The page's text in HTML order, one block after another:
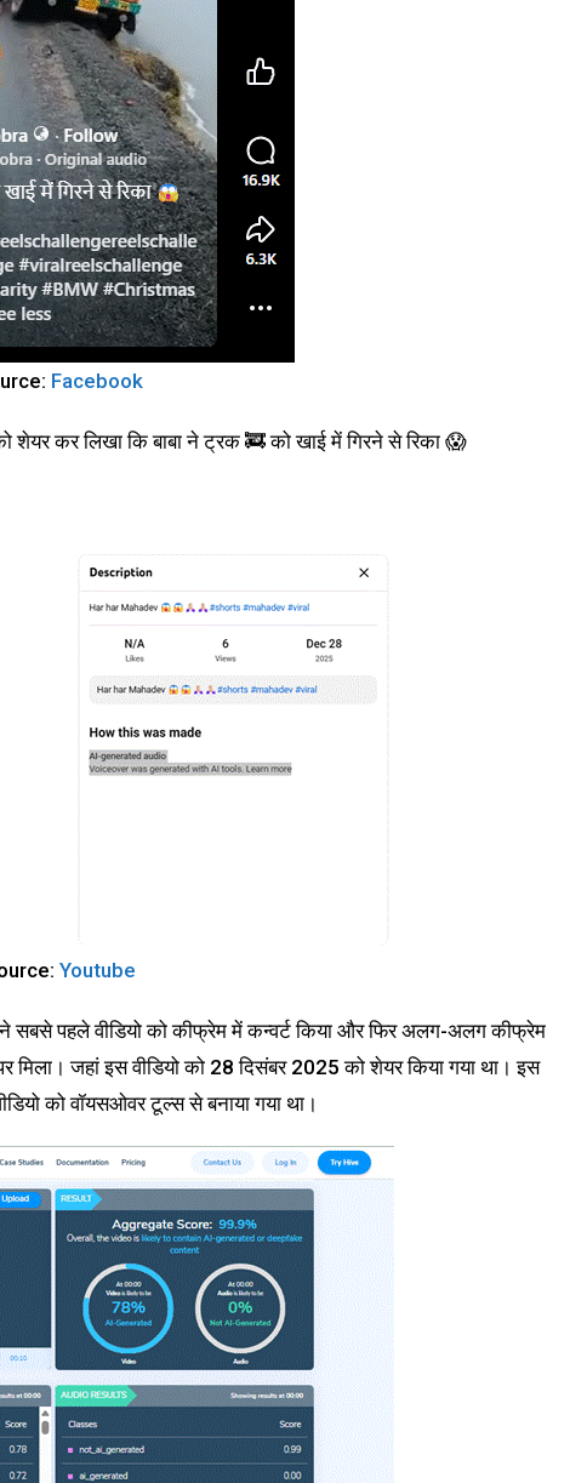
Facebook
शेयर कर लिखा कि बाबा ने ट्रक 🚒 को खाई में गिरने से रिका 😱
Youtube
सबसे पहले वीडियो को कीफ्रेम में कन्वर्ट किया और फिर अलग-अलग कीफ्रेम
मिला। जहां इस वीडियो को 28 दिसंबर 2025 को शेयर किया गया था। इस
को वॉयसओवर टूल्स से बनाया गया था।